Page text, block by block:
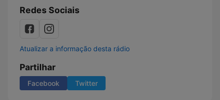
Redes Sociais
Atualizar a informação desta rádio
Partilhar
Facebook Twitter